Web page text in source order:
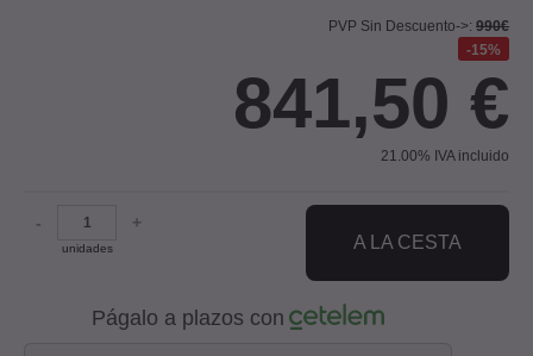
PVP Sin Descuento->: 990€
15%
841,50 €
21.00% IVA incluido
-
unidades
+
A LA CESTA
Págalo a plazos con